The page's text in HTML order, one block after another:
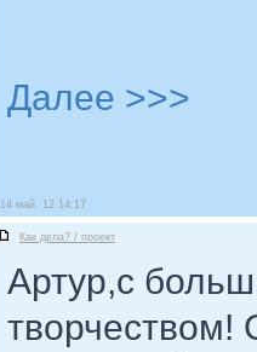
Далее >>>
14 май, 12 14:17
Как дела? / проект
Артур,с
творчеством!